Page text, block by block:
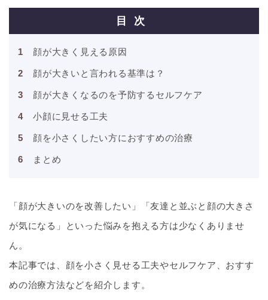
目次
顔が大きく見える原因
顔が大きいと言われる基準は？
顔が大きくなるのを予防するセルフケア
小顔に見せる工夫
顔を小さくしたい方におすすめの治療
まとめ
「顔が大きいのを改善したい」「友達と並ぶと顔の大きさ
が気になる」といった悩みを抱える方は少なくありませ
ん。
本記事では、顔を小さく見せる工夫やセルフケア、おすす
めの治療方法などを紹介します。